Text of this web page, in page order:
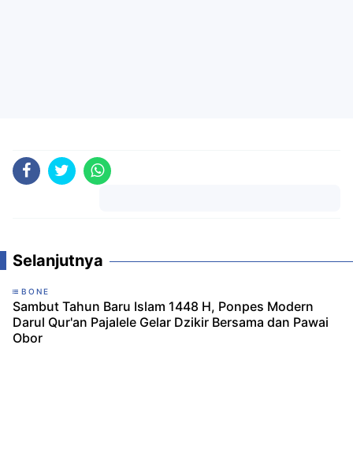
Selanjutnya
BONE
Sambut Tahun Baru Islam 1448 H, Ponpes Modern
Darul Qur'an Pajalele Gelar Dzikir Bersama dan Pawai
Obor